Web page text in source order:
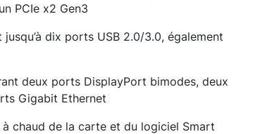
PCIe x2 Gen3
dix ports USB 2.0/3.0, également
deux ports DisplayPort bimodes, deux
Gigabit Ethernet
chaud de la carte et du logiciel Smart